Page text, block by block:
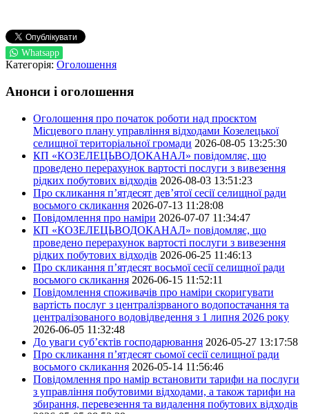
Whatsapp
Категорія: Оголошення
Анонси і оголошення
Оголошення про початок роботи над проєктом
Місцевого плану управління відходами Козелецької
селищної територіальної громади 2026-08-05 13:25:30
КП «КОЗЕЛЕЦЬВОДОКАНАЛ» повідомляє, що
проведено перерахунок вартості послуги з вивезення
рідких побутових відходів 2026-08-03 13:51:23
Про скликання п’ятдесят дев’ятої сесії селищної ради
восьмого скликання 2026-07-13 11:28:08
Повідомлення про наміри 2026-07-07 11:34:47
КП «КОЗЕЛЕЦЬВОДОКАНАЛ» повідомляє, що
проведено перерахунок вартості послуги з вивезення
рідких побутових відходів 2026-06-25 11:46:13
Про скликання п’ятдесят восьмої сесії селищної ради
восьмого скликання 2026-06-15 11:52:11
Повідомлення споживачів про наміри скоригувати
вартість послуг з централізрваного водопостачання та
централізованого водовідведення з 1 липня 2026 року
2026-06-05 11:32:48
До уваги суб’єктів господарювання 2026-05-27 13:17:58
Про скликання п’ятдесят сьомої сесії селищної ради
восьмого скликання 2026-05-14 11:56:46
Повідомлення про намір встановити тарифи на послуги
з управління побутовими відходами, а також тарифи на
збирання, перевезення та видалення побутових відходів